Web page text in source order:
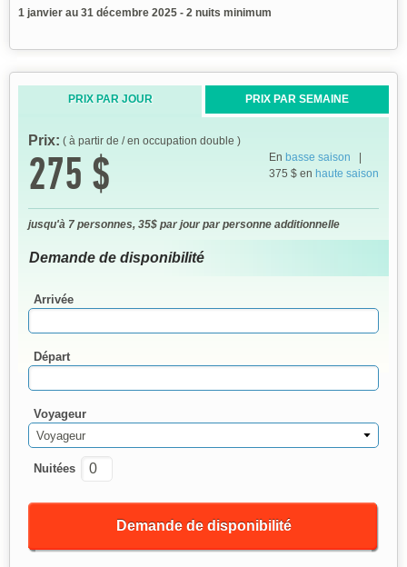
1 janvier au 31 décembre 2025 - 2 nuits minimum
PRIX PAR JOUR PRIX PAR SEMAINE
Prix: ( à partir de / en occupation double )
275 $ En basse saison
375 $ en haute saison
jusqu'à 7 personnes, 35$ par jour par personne additionnelle
Demande de disponibilité
Arrivée
Départ
Voyageur
Voyageur
Nuitées
Demande de disponibilité